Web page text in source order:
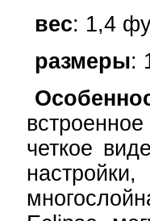
вес: 1,4
размеры:
четкое